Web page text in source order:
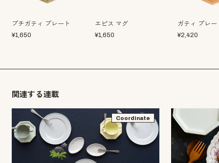
プチガティ プレート
¥1,650
エピス マグ
¥1,650
ガティ プレー
¥2,420
関連する連載
Coordinate